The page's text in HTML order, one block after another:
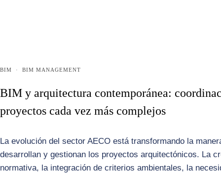
BIM · BIM MANAGEMENT
BIM y arquitectura contemporánea:
proyectos cada vez más complejos
La evolución del sector AECO está transformando la
desarrollan y gestionan los proyectos arquitectónicos. La
normativa, la integración de criterios ambientales, la